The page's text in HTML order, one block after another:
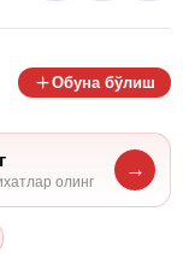
Обуна бўлиш
олинг
→